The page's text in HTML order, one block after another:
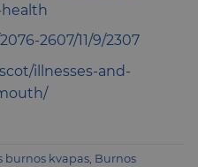
2607/11/9/2307
illnesses-and-
burnos kvapas, Burnos